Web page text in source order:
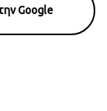
Google